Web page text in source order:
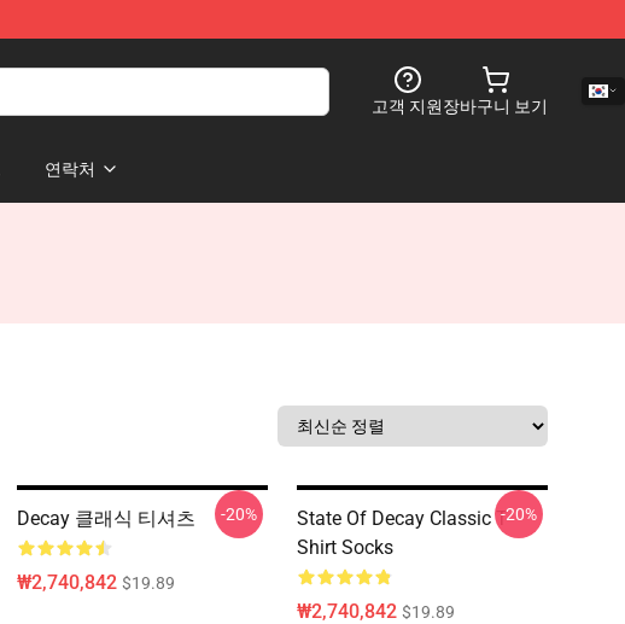
고객 지원장바구니 보기
연락처
Decay 클래식 티셔츠
₩2,740,842 $19.89
-20%
State Of Decay Classic T-
Shirt Socks
₩2,740,842 $19.89
-20%